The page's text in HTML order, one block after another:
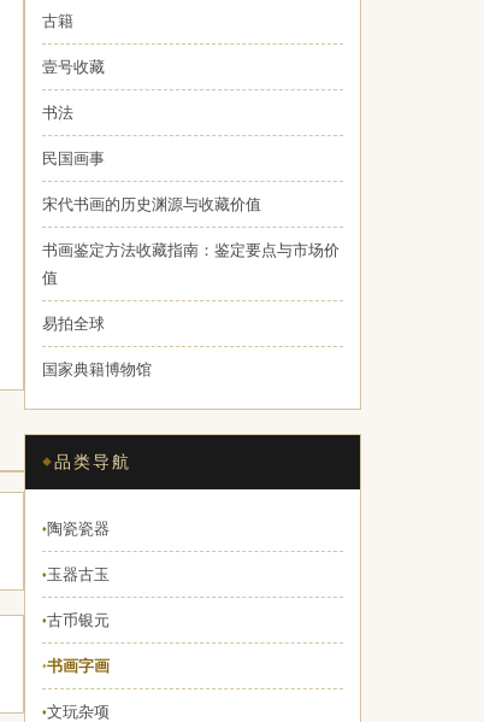
古籍
壹号收藏
书法
民国画事
宋代书画的历史渊源与收藏价值
书画鉴定方法收藏指南：鉴定要点与市场价
值
易拍全球
国家典籍博物馆
品类导航
♦ 陶瓷瓷器
♦ 玉器古玉
♦古币银元
♦书画字画
♦文玩杂项